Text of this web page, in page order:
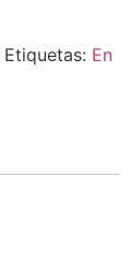
Etiquetas: En